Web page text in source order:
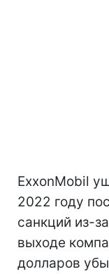
ExxonMobil
2022 году
санкций из-
выходе
долларов